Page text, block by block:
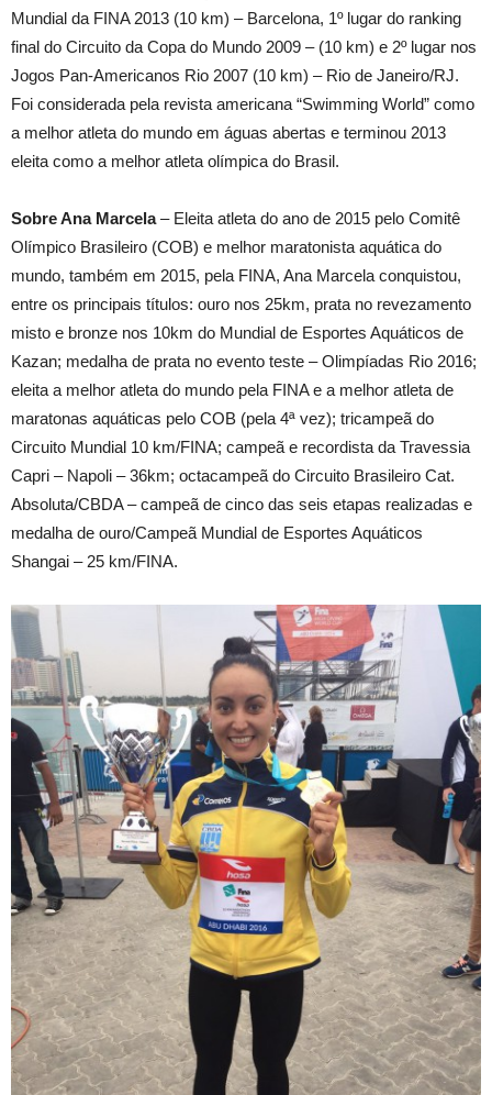
Mundial da FINA 2013 (10 km) – Barcelona, 1º lugar do ranking
final do Circuito da Copa do Mundo 2009 – (10 km) e 2º lugar nos
Jogos Pan-Americanos Rio 2007 (10 km) – Rio de Janeiro/RJ.
Foi considerada pela revista americana “Swimming World” como
a melhor atleta do mundo em águas abertas e terminou 2013
eleita como a melhor atleta olímpica do Brasil.
Sobre Ana Marcela– Eleita atleta do ano de 2015 pelo Comitê
Olímpico Brasileiro (COB) e melhor maratonista aquática do
mundo, também em 2015, pela FINA, Ana Marcela conquistou,
entre os principais títulos: ouro nos 25km, prata no revezamento
misto e bronze nos 10km do Mundial de Esportes Aquáticos de
Kazan; medalha de prata no evento teste – Olimpíadas Rio 2016;
eleita a melhor atleta do mundo pela FINA e a melhor atleta de
maratonas aquáticas pelo COB (pela 4ª vez); tricampeã do
Circuito Mundial 10 km/FINA; campeã e recordista da Travessia
Capri – Napoli – 36km; octacampeã do Circuito Brasileiro Cat.
Absoluta/CBDA – campeã de cinco das seis etapas realizadas e
medalha de ouro/Campeã Mundial de Esportes Aquáticos
Shangai – 25 km/FINA.